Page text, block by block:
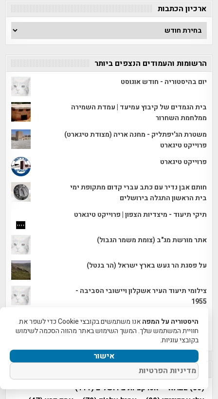
ארכיון הכתבות
ארכיון
הכתבות
הרשומות והעמודים הנצפים ביותר
יום בהיסטוריה - חודש אוגוסט
בית הגמדים של קיבוץ עמיעד | עמדת השמירה
ממלחמת השחרור
משטרת הג'יפתליק - מחנה אריה (מצודת טיגארט)
פרוייקט טיגארט
פרוייקט טיגארט
חותם אבן נדיר עם כתב עברי קדום מתקופת ימי
בית הראשון התגלה בירושלים
תיקי תיעוד - מיצדיות הצפון | פרוייקט טיגארט
אתר מורשת מג"ב (צומת משמר הגבול)
על פסגת הר געש בארץ ישראל (הר בנטל)
צילומי תיעוד העיר אשקלון ויישובי הסביבה -
1955
אבישב טל, תושב חיספין העובד בחפירה
בתקופת הקורונה, עם טבעת שחשף באתר. צילום:
יניב ברמן
הנושאים החמים!
WAZE(30) אטרקציות בירושלים(111)
היסטוריה על המפה
אנו משתמשים בקובצי Cookie כדי לשפר את
חוויית המשתמש שלך. המשך השימוש באתר מהווה הסכמה לשימוש
בקובצי עוגיות.
אישור
מדיניות הפרטיות